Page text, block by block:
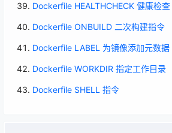
Dockerfile HEALTHCHECK 健康检查
Dockerfile ONBUILD 二次构建指令
Dockerfile LABEL 为镜像添加元数据
Dockerfile WORKDIR 指定工作目录
Dockerfile SHELL 指令